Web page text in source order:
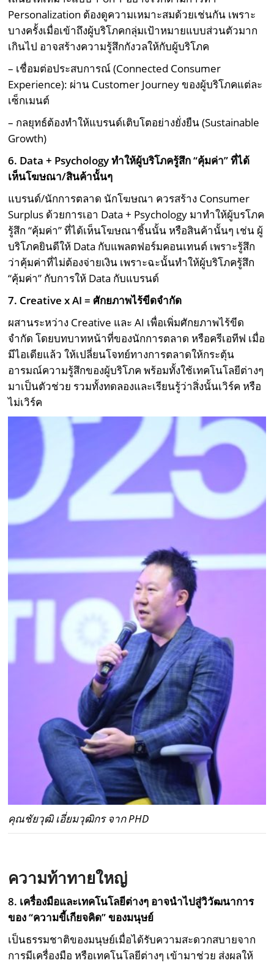
Personalization ต้องดูความเหมาะสมด้วยเช่นกัน เพราะ
บางครั้งเมื่อเข้าถึงผู้บริโภคกลุ่มเป้าหมายแบบส่วนตัวมาก
เกินไป อาจสร้างความรู้สึกกังวลให้กับผู้บริโภค
– เชื่อมต่อประสบการณ์ (Connected Consumer
Experience): ผ่าน Customer Journey ของผู้บริโภคแต่ละ
เซ็กเมนต์
– กลยุทธ์ต้องทำให้แบรนด์เติบโตอย่างยั่งยืน (Sustainable
Growth)
6. Data + Psychologyทำให้ผู้บริโภครู้สึก “คุ้มค่า” ที่ได้
เห็นโฆษณา/สินค้านั้นๆ
แบรนด์/นักการตลาด นักโฆษณา ควรสร้าง Consumer
Surplus ด้วยการเอา Data + Psychology มาทำให้ผู้บรโภค
รู้สึก “คุ้มค่า” ที่ได้เห็นโฆษณาชิ้นนั้น หรือสินค้านั้นๆ เช่น ผู้
บริโภคยินดีให้ Data กับแพลตฟอร์มคอนเทนต์ เพราะรู้สึก
ว่าคุ้มค่าที่ไม่ต้องจ่ายเงิน เพราะฉะนั้นทำให้ผู้บริโภครู้สึก
“คุ้มค่า” กับการให้ Data กับแบรนด์
7. Creative x AI =ศักยภาพไร้ขีดจำกัด
ผสานระหว่าง Creative และ AI เพื่อเพิ่มศักยภาพไร้ขีด
จำกัด โดยบทบาทหน้าที่ของนักการตลาด หรือครีเอทีฟ เมื่อ
มีไอเดียแล้ว ให้เปลี่ยนโจทย์ทางการตลาดให้กระตุ้น
อารมณ์ความรู้สึกของผู้บริโภค พร้อมทั้งใช้เทคโนโลยีต่างๆ
มาเป็นตัวช่วย รวมทั้งทดลองและเรียนรู้ว่าสิ่งนั้นเวิร์ค หรือ
ไม่เวิร์ค
คุณชัยวุฒิ เอี่ยมวุฒิกร จาก PHD
ความท้าทายใหญ่
8. เครื่องมือและเทคโนโลยีต่างๆ อาจนำไปสู่วิวัฒนาการ
ของ “ความขี้เกียจคิด” ของมนุษย์
เป็นธรรมชาติของมนุษย์เมื่อได้รับความสะดวกสบายจาก
การมีเครื่องมือ หรือเทคโนโลยีต่างๆ เข้ามาช่วย ส่งผลให้